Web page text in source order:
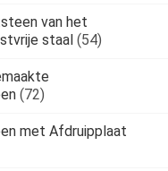
van het
staal (54)
(72)
met Afdruipplaat